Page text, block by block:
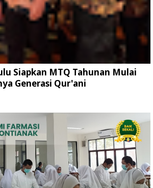
Siapkan MTQ Tahunan Mulai
Generasi Qur'ani